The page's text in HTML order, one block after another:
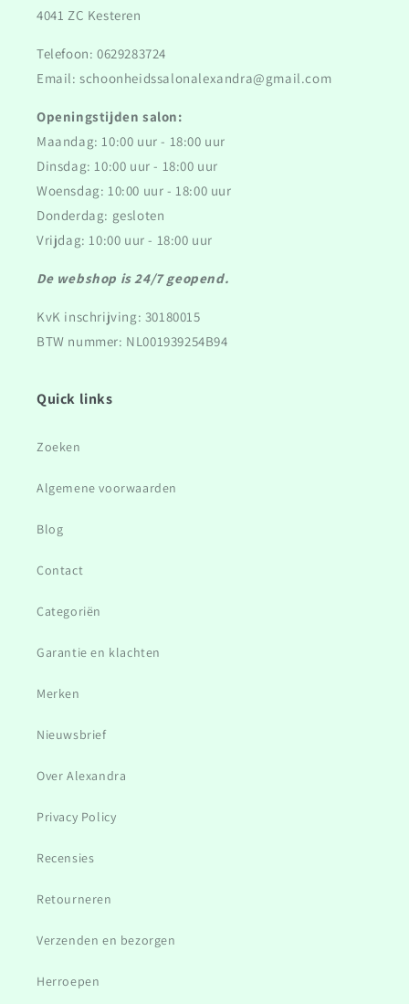
4041 ZC Kesteren
Telefoon: 0629283724
Email: schoonheidssalonalexandra@gmail.com
Openingstijden salon:
Maandag: 10:00 uur - 18:00 uur
Dinsdag: 10:00 uur - 18:00 uur
Woensdag: 10:00 uur - 18:00 uur
Donderdag: gesloten
Vrijdag: 10:00 uur - 18:00 uur
De webshop is 24/7 geopend.
KvK inschrijving: 30180015
BTW nummer: NL001939254B94
Quick links
Zoeken
Algemene voorwaarden
Blog
Contact
Categoriën
Garantie en klachten
Merken
Nieuwsbrief
Over Alexandra
Privacy Policy
Recensies
Retourneren
Verzenden en bezorgen
Herroepen